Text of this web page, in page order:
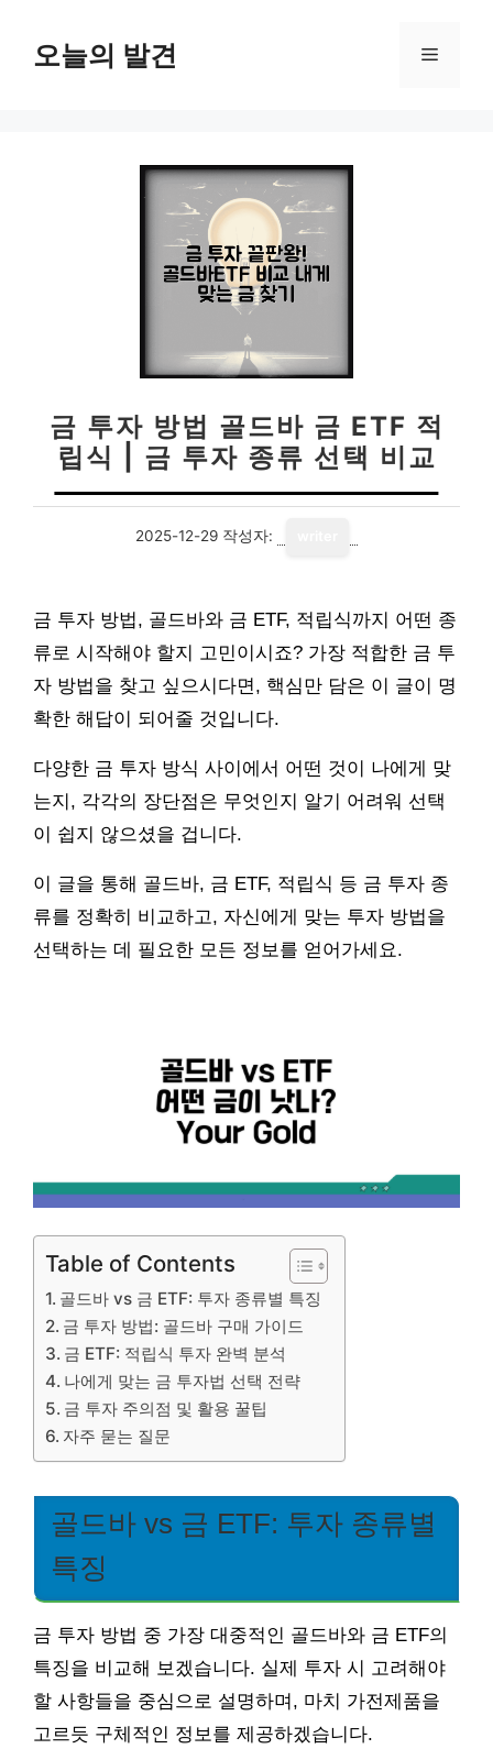
오늘의 발견 메
금 투자 방법 골드바 금 ETF 적
립식 | 금 투자 종류 선택 비교
2025-12-29 작성자:
금 투자 방법, 골드바와 금 ETF, 적립식까지 어떤 종
류로 시작해야 할지 고민이시죠? 가장 적합한 금 투
자 방법을 찾고 싶으시다면, 핵심만 담은 이 글이 명
확한 해답이 되어줄 것입니다.
다양한 금 투자 방식 사이에서 어떤 것이 나에게 맞
는지, 각각의 장단점은 무엇인지 알기 어려워 선택
이 쉽지 않으셨을 겁니다.
이 글을 통해 골드바, 금 ETF, 적립식 등 금 투자 종
류를 정확히 비교하고, 자신에게 맞는 투자 방법을
선택하는 데 필요한 모든 정보를 얻어가세요.
Table of Contents
골드바 vs 금 ETF: 투자 종류별 특징
금 투자 방법: 골드바 구매 가이드
금 ETF: 적립식 투자 완벽 분석
나에게 맞는 금 투자법 선택 전략
금 투자 주의점 및 활용 꿀팁
자주 묻는 질문
골드바 vs 금 ETF: 투자 종류별
특징
금 투자 방법 중 가장 대중적인 골드바와 금 ETF의
특징을 비교해 보겠습니다. 실제 투자 시 고려해야
할 사항들을 중심으로 설명하며, 마치 가전제품을
고르듯 구체적인 정보를 제공하겠습니다.